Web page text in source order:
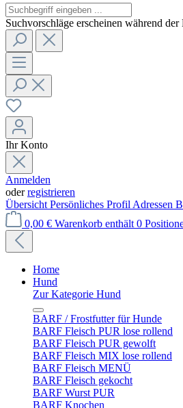
Suchvorschläge erscheinen während der
Ihr Konto
Anmelden
oderregistrieren
Übersicht Persönliches Profil Adressen
0,00 € Warenkorb enthält 0
Home
Hund
Zur Kategorie Hund
BARF / Frostfutter für Hunde
BARF Fleisch PUR lose rollend
BARF Fleisch PUR gewolft
BARF Fleisch MIX lose rollend
BARF Fleisch MENÜ
BARF Fleisch gekocht
BARF Wurst PUR
BARF Knochen